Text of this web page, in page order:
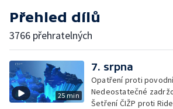
Přehled dílů
3766 přehratelných
25 min
7. srpna
Opatření proti
Nedeostatečné
Šetření ČIŽP proti